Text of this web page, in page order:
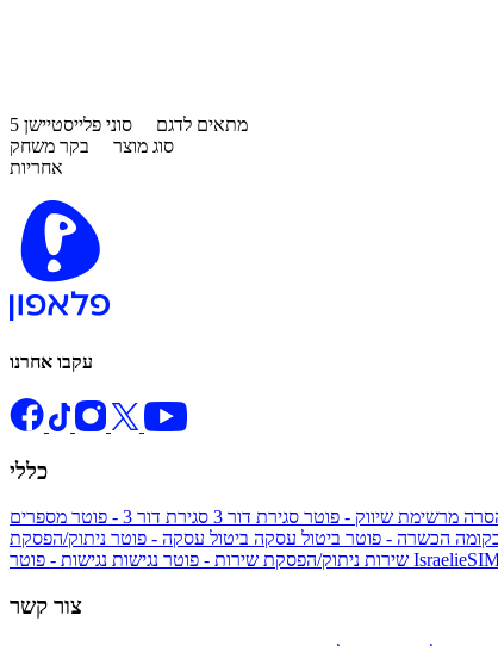
מתאים לדגם סוני פלייסטיישן 5
סוג מוצר בקר משחק
אחריות
עקבו אחרנו
כללי
מרשימת שיווק - פוטר סגירת דור 3 סגירת דור 3 - פוטר
מספרים
הכשרה - פוטר ביטול עסקה ביטול עסקה - פוטר ניתוק/הפסקת
שירות ניתוק/הפסקת שירות - פוטר נגישות
צור קשר